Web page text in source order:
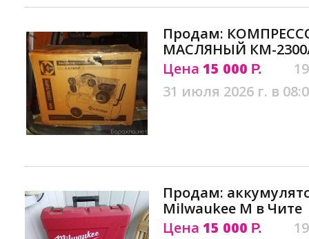
Продам:
МАСЛЯНЫЙ КМ-
Цена 15 000 Р.
31 июля 2026 г. в
Продам:
Milwaukee M в Чите
Цена 15 000 Р.